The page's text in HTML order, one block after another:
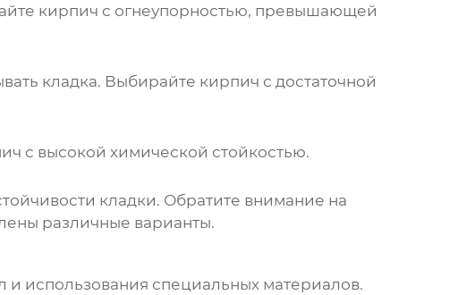
кирпич с огнеупорностью, превышающей
кладка. Выбирайте кирпич с достаточной
с высокой химической стойкостью.
кладки. Обратите внимание на
различные варианты.
использования специальных материалов.